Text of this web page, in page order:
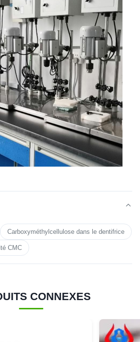
Carboxyméthylcellulose dans le dentifrice
CMC
CONNEXES